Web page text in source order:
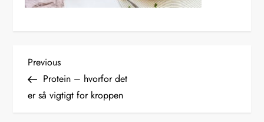
I
n
Previous
Post
Previous
Protein – hvorfor det
er så vigtigt for kroppen